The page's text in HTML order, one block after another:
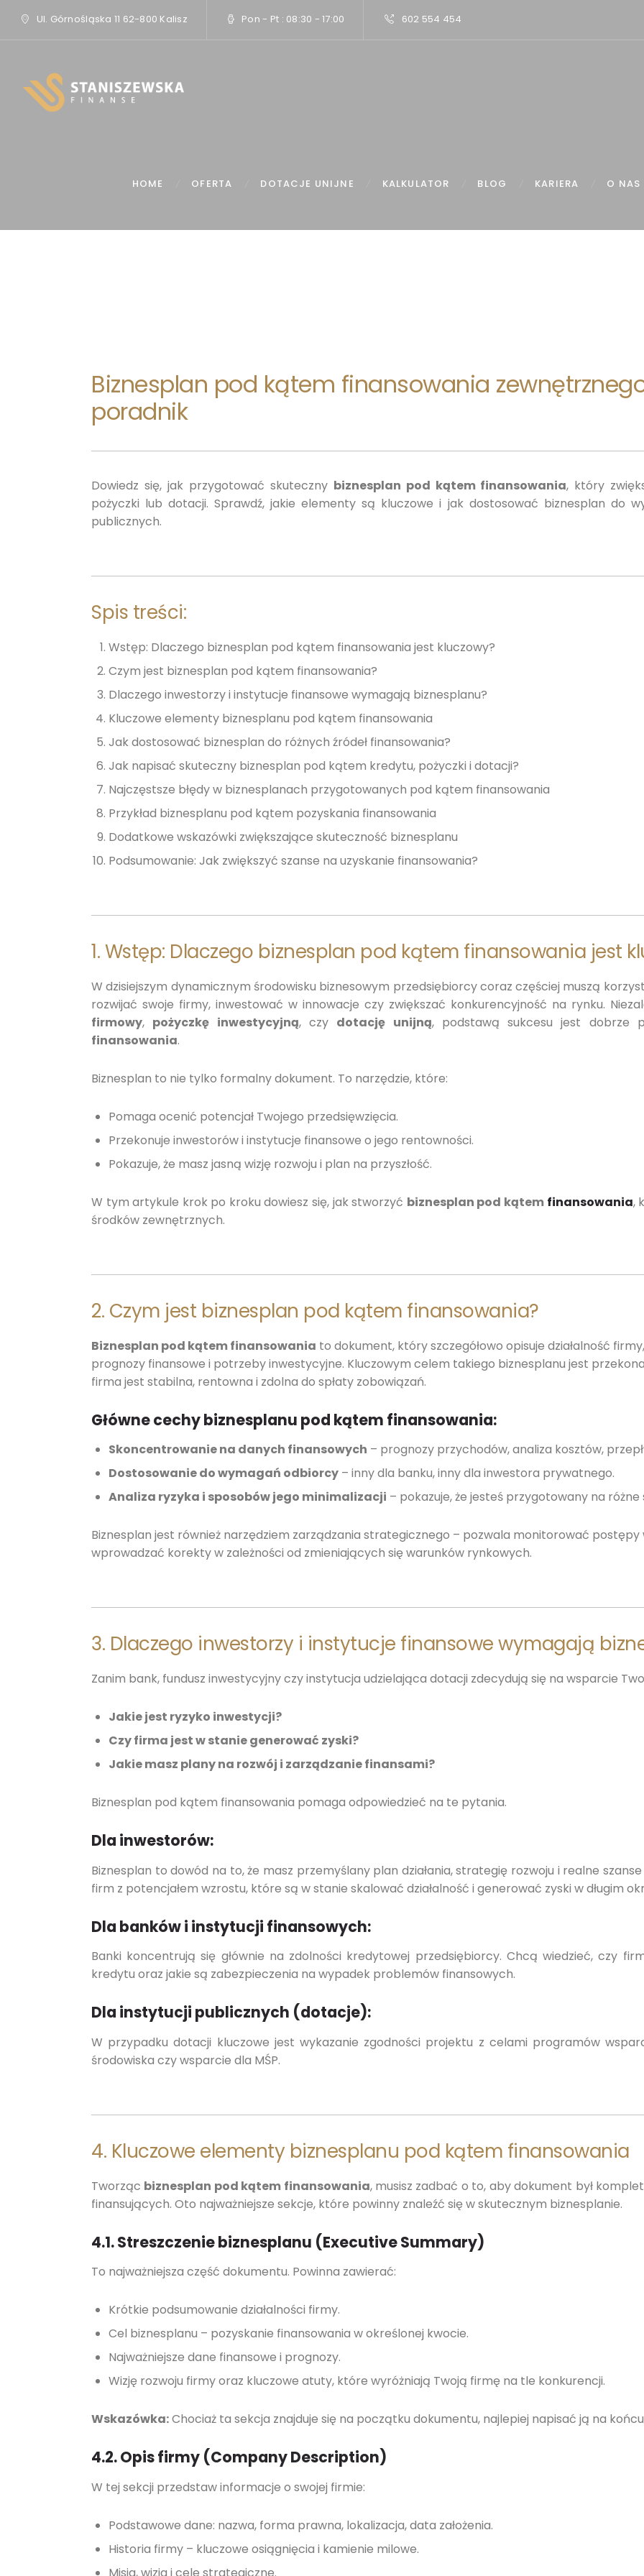
Ul. Górnośląska 11 62-800 Kalisz Pon - Pt : 08:30 - 17:00 602 554 454
HOME OFERTA DOTACJE UNIJNE KALKULATOR BLOG KARIERA O NAS
Biznesplan pod kątem finansowania
poradnik
Dowiedz się, jak przygotować skuteczny biznesplan pod kątem finansowania, który
pożyczki lub dotacji. Sprawdź, jakie elementy są kluczowe i jak dostosować biznesplan do
publicznych.
Spis treści:
Wstęp: Dlaczego biznesplan pod kątem finansowania jest kluczowy?
Czym jest biznesplan pod kątem finansowania?
Dlaczego inwestorzy i instytucje finansowe wymagają biznesplanu?
Kluczowe elementy biznesplanu pod kątem finansowania
Jak dostosować biznesplan do różnych źródeł finansowania?
Jak napisać skuteczny biznesplan pod kątem kredytu, pożyczki i dotacji?
Najczęstsze błędy w biznesplanach przygotowanych pod kątem finansowania
Przykład biznesplanu pod kątem pozyskania finansowania
Dodatkowe wskazówki zwiększające skuteczność biznesplanu
Podsumowanie: Jak zwiększyć szanse na uzyskanie finansowania?
1. Wstęp: Dlaczego biznesplan pod kątem finansowania jest
W dzisiejszym dynamicznym środowisku biznesowym przedsiębiorcy coraz częściej muszą
rozwijać swoje firmy, inwestować w innowacje czy zwiększać konkurencyjność na rynku.
firmowy, pożyczkę inwestycyjną, czy dotację unijną, podstawą sukcesu jest dobrze
finansowania.
Biznesplan to nie tylko formalny dokument. To narzędzie, które:
Pomaga ocenić potencjał Twojego przedsięwzięcia.
Przekonuje inwestorów i instytucje finansowe o jego rentowności.
Pokazuje, że masz jasną wizję rozwoju i plan na przyszłość.
W tym artykule krok po kroku dowiesz się, jak stworzyć biznesplan pod kątem finansowania,
środków zewnętrznych.
2. Czym jest biznesplan pod kątem finansowania?
Biznesplan pod kątem finansowania to dokument, który szczegółowo opisuje działalność
prognozy finansowe i potrzeby inwestycyjne. Kluczowym celem takiego biznesplanu jest
firma jest stabilna, rentowna i zdolna do spłaty zobowiązań.
Główne cechy biznesplanu pod kątem finansowania:
Skoncentrowanie na danych finansowych – prognozy przychodów, analiza kosztów,
Dostosowanie do wymagań odbiorcy – inny dla banku, inny dla inwestora prywatnego.
Analiza ryzyka i sposobów jego minimalizacji – pokazuje, że jesteś przygotowany na
Biznesplan jest również narzędziem zarządzania strategicznego – pozwala monitorować postępy
wprowadzać korekty w zależności od zmieniających się warunków rynkowych.
3. Dlaczego inwestorzy i instytucje finansowe wymagają
Zanim bank, fundusz inwestycyjny czy instytucja udzielająca dotacji zdecydują się na wsparcie
Jakie jest ryzyko inwestycji?
Czy firma jest w stanie generować zyski?
Jakie masz plany na rozwój i zarządzanie finansami?
Biznesplan pod kątem finansowania pomaga odpowiedzieć na te pytania.
Dla inwestorów:
Biznesplan to dowód na to, że masz przemyślany plan działania, strategię rozwoju i realne
firm z potencjałem wzrostu, które są w stanie skalować działalność i generować zyski w długim
Dla banków i instytucji finansowych:
Banki koncentrują się głównie na zdolności kredytowej przedsiębiorcy. Chcą wiedzieć, czy
kredytu oraz jakie są zabezpieczenia na wypadek problemów finansowych.
Dla instytucji publicznych (dotacje):
W przypadku dotacji kluczowe jest wykazanie zgodności projektu z celami programów
środowiska czy wsparcie dla MŚP.
4. Kluczowe elementy biznesplanu pod kątem finansowania
Tworząc biznesplan pod kątem finansowania, musisz zadbać o to, aby dokument był
finansujących. Oto najważniejsze sekcje, które powinny znaleźć się w skutecznym biznesplanie.
4.1. Streszczenie biznesplanu (Executive Summary)
To najważniejsza część dokumentu. Powinna zawierać:
Krótkie podsumowanie działalności firmy.
Cel biznesplanu – pozyskanie finansowania w określonej kwocie.
Najważniejsze dane finansowe i prognozy.
Wizję rozwoju firmy oraz kluczowe atuty, które wyróżniają Twoją firmę na tle konkurencji.
Wskazówka:Chociaż ta sekcja znajduje się na początku dokumentu, najlepiej napisać ją na
4.2. Opis firmy (Company Description)
W tej sekcji przedstaw informacje o swojej firmie:
Podstawowe dane: nazwa, forma prawna, lokalizacja, data założenia.
Historia firmy – kluczowe osiągnięcia i kamienie milowe.
Misja, wizja i cele strategiczne.